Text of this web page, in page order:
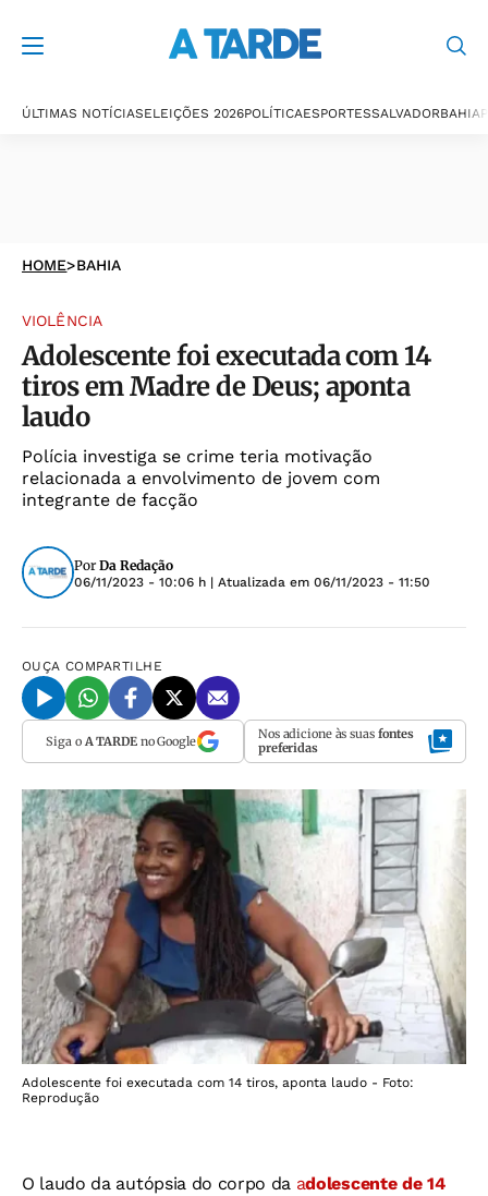
ÚLTIMAS NOTÍCIASELEIÇÕES 2026POLÍTICAESPORTESSALVADORBAHIA
HOME>BAHIA
VIOLÊNCIA
Adolescente foi executada com 14
tiros em Madre de Deus; aponta
laudo
Polícia investiga se crime teria motivação
relacionada a envolvimento de jovem com
integrante de facção
Por Da Redação
06/11/2023 - 10:06 h | Atualizada em 06/11/2023 - 11:50
OUÇA COMPARTILHE
Siga o A TARDEno Google Nos adicione às suas fontes
preferidas
Adolescente foi executada com 14 tiros, aponta laudo - Foto:
Reprodução
O laudo da autópsia do corpo da adolescente de 14